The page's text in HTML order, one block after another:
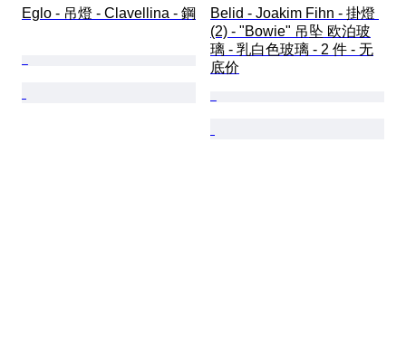
Eglo - 吊燈 - Clavellina - 鋼
Belid - Joakim Fihn - 掛燈
(2) - "Bowie" 吊坠 欧泊玻
璃 - 乳白色玻璃 - 2 件 - 无
底价